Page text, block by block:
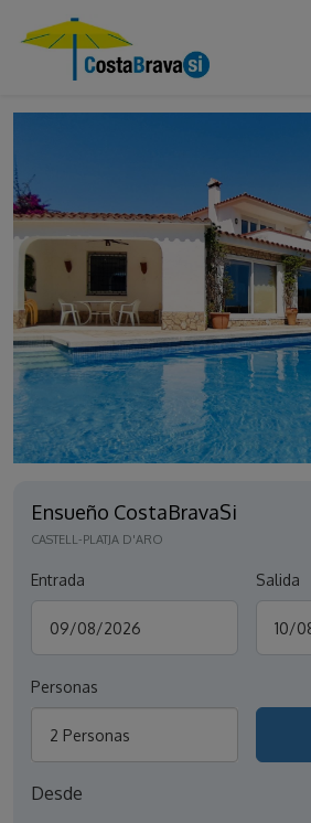
Ensueño CostaBravaSi
CASTELL-PLATJA D'ARO
Entrada Salida
Personas
2 Personas
Desde